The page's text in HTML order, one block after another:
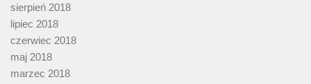
sierpień 2018
lipiec 2018
czerwiec 2018
maj 2018
marzec 2018